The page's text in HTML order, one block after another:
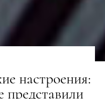
настроения: